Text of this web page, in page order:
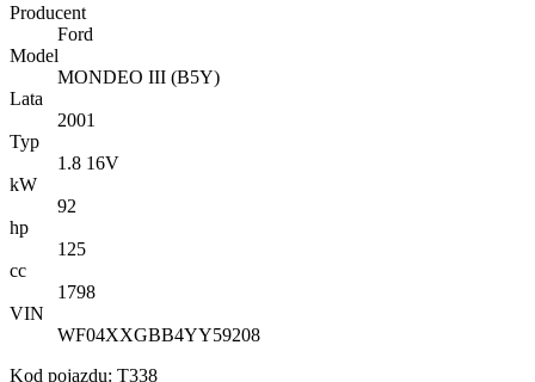
Producent
Ford
Model
MONDEO III (B5Y)
Lata
2001
Typ
1.8 16V
kW
92
hp
125
cc
1798
VIN
WF04XXGBB4YY59208
Kod pojazdu: T338